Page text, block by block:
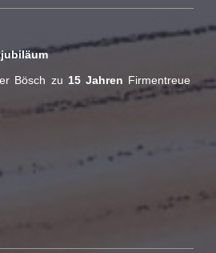
Bösch zu 15 Jahren Firmentreue